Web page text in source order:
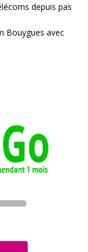
depuis pas
Bouygues avec